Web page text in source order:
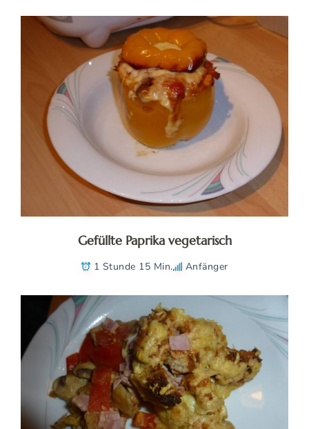
Gefüllte Paprika vegetarisch
1 Stunde 15 Min. Anfänger